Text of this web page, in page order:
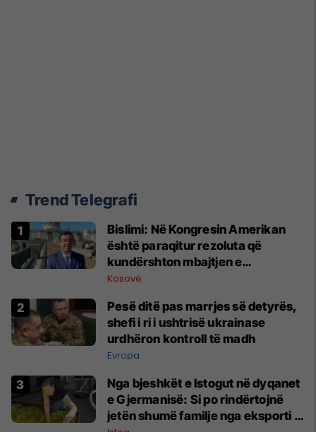
Trend Telegrafi
Bislimi: Në Kongresin Amerikan
është paraqitur rezoluta që
kundërshton mbajtjen e
Asamblesë Parlamentare të
Kosovë
Pesë ditë pas marrjes së detyrës,
shefi i ri i ushtrisë ukrainase
urdhëron kontroll të madh
Evropa
Nga bjeshkët e Istogut në dyqanet
e Gjermanisë: Si po rindërtojnë
jetën shumë familje nga eksporti i